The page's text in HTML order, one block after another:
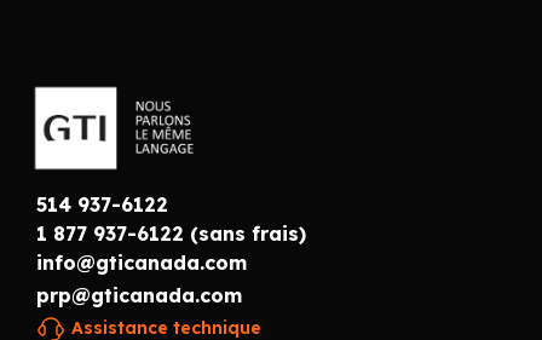
514 937-6122
1 877 937-6122 (sans frais)
info@gticanada.com
prp@gticanada.com
Assistance technique